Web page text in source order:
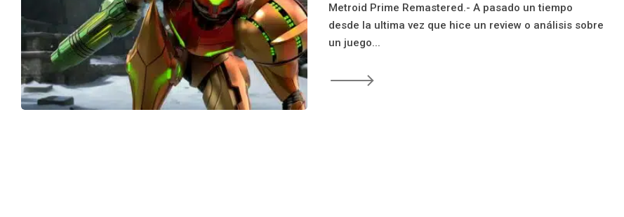
Metroid Prime Remastered.- A pasado un tiempo
desde la ultima vez que hice un review o análisis sobre
un juego...
🡒